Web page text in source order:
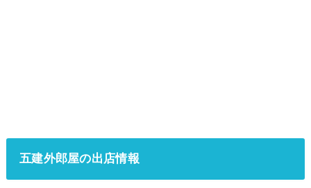
五建外郎屋の出店情報